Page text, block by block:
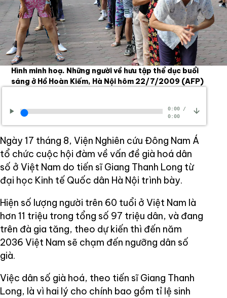
Hình minh hoạ. Những người về hưu tập thể dục buổi
sáng ở Hồ Hoàn Kiếm, Hà Nội hôm 22/7/2009 (AFP)
0:00/
0:00
Ngày 17 tháng 8, Viện Nghiên cứu Đông Nam Á
tổ chức cuộc hội đàm về vấn đề già hoá dân
số ở Việt Nam do tiến sĩ Giang Thanh Long từ
đại học Kinh tế Quốc dân Hà Nội trình bày.
Hiện số lượng người trên 60 tuổi ở Việt Nam là
hơn 11 triệu trong tổng số 97 triệu dân, và đang
trên đà gia tăng, theo dự kiến thì đến năm
2036 Việt Nam sẽ chạm đến ngưỡng dân số
già.
Việc dân số già hoá, theo tiến sĩ Giang Thanh
Long, là vì hai lý cho chính bao gồm tỉ lệ sinh